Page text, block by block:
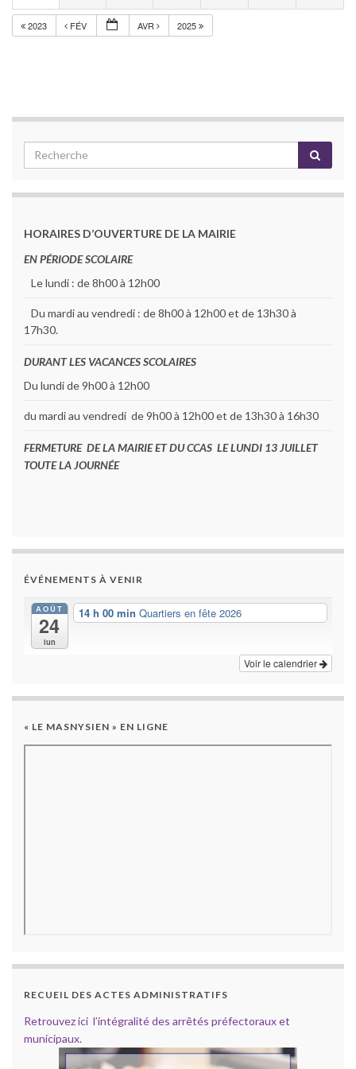
2023 FÉV AVR 2025
HORAIRES D’OUVERTURE DE LA MAIRIE
EN PÉRIODE SCOLAIRE
Le lundi : de 8h00 à 12h00
Du mardi au vendredi : de 8h00 à 12h00 et de 13h30 à
17h30.
DURANT LES VACANCES SCOLAIRES
Du lundi de 9h00 à 12h00
du mardi au vendredi de 9h00 à 12h00 et de 13h30 à 16h30
FERMETURE DE LA MAIRIE ET DU CCAS LE LUNDI 13 JUILLET
TOUTE LA JOURNÉE
ÉVÉNEMENTS À VENIR
AOÛT
24
lun
14 h 00 min Quartiers en fête 2026
Voir le calendrier
« LE MASNYSIEN » EN LIGNE
RECUEIL DES ACTES ADMINISTRATIFS
Retrouvez ici l’intégralité des arrêtés préfectoraux et
municipaux.